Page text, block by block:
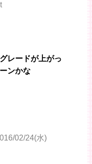
レードが上がっ
ンかな
02/24(水)